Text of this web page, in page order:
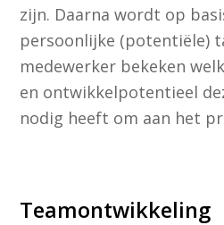
zijn. Daarna wordt op
persoonlijke (potentiële)
medewerker bekeken
en ontwikkelpotentieel
nodig heeft om aan het
Teamontwikkeling